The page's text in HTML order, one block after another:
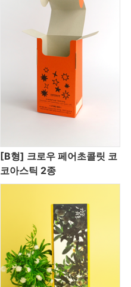
[B형] 크로우 페어초콜릿 코
코아스틱 2종